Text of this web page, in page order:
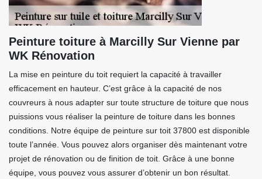
Peinture toiture à Marcilly Sur Vienne par
WK Rénovation
La mise en peinture du toit requiert la capacité à travailler
efficacement en hauteur. C’est grâce à la capacité de nos
couvreurs à nous adapter sur toute structure de toiture que nous
puissions vous réaliser la peinture de toiture dans les bonnes
conditions. Notre équipe de peinture sur toit 37800 est disponible
toute l’année. Vous pouvez alors organiser dès maintenant votre
projet de rénovation ou de finition de toit. Grâce à une bonne
équipe, vous pouvez vous assurer d’obtenir un bon résultat.